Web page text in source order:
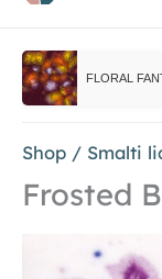
FLORAL
Shop / Smalti
Frosted